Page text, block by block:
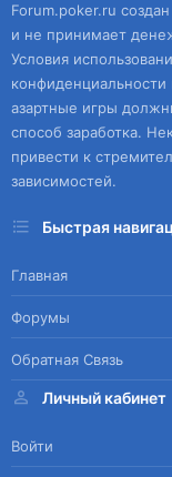
Forum.poker.ru
и не принимает
Условия
азартные игры
способ заработка.
привести к
зависимостей.
Быстрая
Главная
Форумы
Обратная Связь
Личный кабинет
Войти